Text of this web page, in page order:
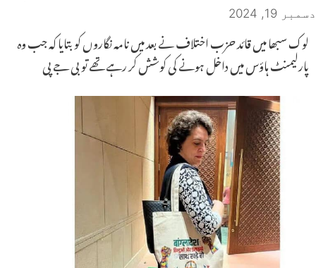
دسمبر 19, 2024
لوک سبھا میں قائد حزب اختلاف نے بعد میں نامہ نگاروں کو بتایا کہ جب وہ
پارلیمنٹ ہاؤس میں داخل ہونے کی کوشش کر رہے تھے تو بی جے پی